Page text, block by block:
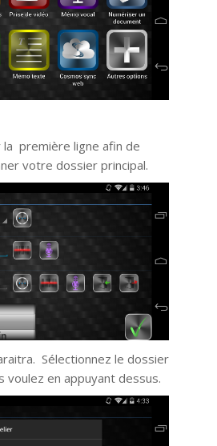
la première ligne afin de
votre dossier principal.
Sélectionnez le dossier
voulez en appuyant dessus.